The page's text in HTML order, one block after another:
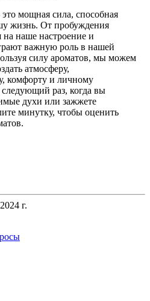
мощная сила, способная
жизнь. От пробуждения
наше настроение и
важную роль в нашей
силу ароматов, мы можем
атмосферу,
комфорту и личному
раз, когда вы
духи или зажжете
минутку, чтобы оценить
г.